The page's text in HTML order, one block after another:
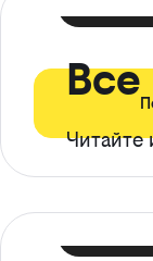
Все
Читайте